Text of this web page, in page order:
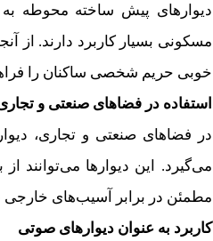
دیوارهای پیش ساخته محوطه
مسکونی بسیار کاربرد دارند. از
خوبی حریم شخصی ساکنان را
استفاده در فضاهای صنعتی و
در فضاهای صنعتی و تجاری،
می‌گیرد. این دیوارها
مطمئن در برابر آسیب‌های خارجی
کاربرد به عنوان دیوارهای صوتی